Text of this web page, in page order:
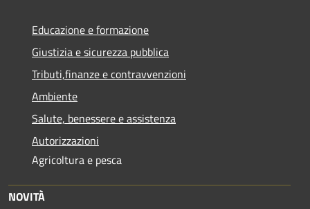
Educazione e formazione
Giustizia e sicurezza pubblica
Tributi,finanze e contravvenzioni
Ambiente
Salute, benessere e assistenza
Autorizzazioni
Agricoltura e pesca
NOVITÀ